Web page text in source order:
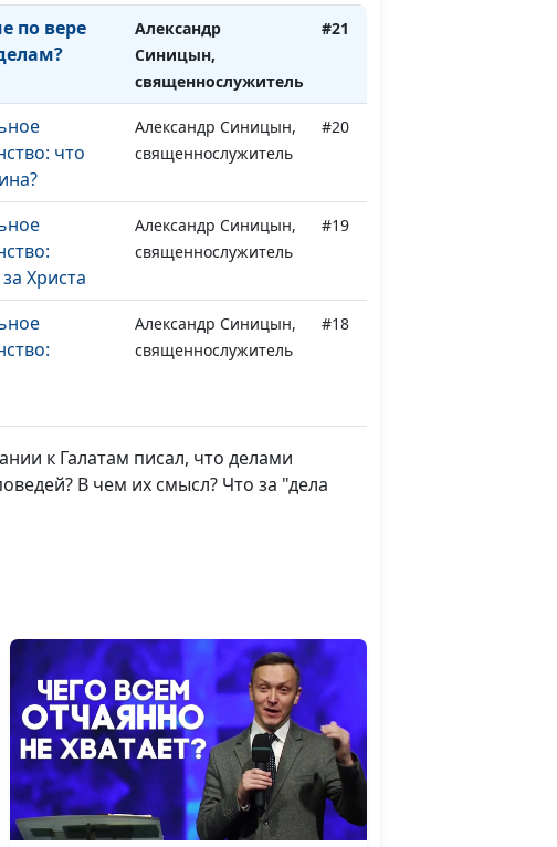
по вере
Александр
Синицын,
священнослужитель
#21
что
Александр Синицын,
священнослужитель
#20
Христа
Александр Синицын,
священнослужитель
#19
Александр Синицын,
священнослужитель
#18
между Богом
священнослужитель
Виталий Киссер,
священнослужитель
#14
-
Виталий Киссер,
священнослужитель
#13
Виталий Киссер,
#12
к Галатам писал, что делами
В чем их смысл? Что за "дела